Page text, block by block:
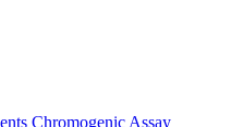
Chromogenic Assay